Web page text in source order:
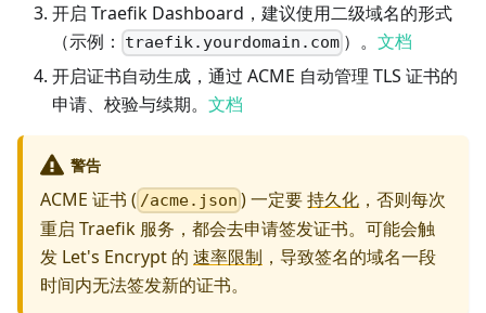
开启 Traefik Dashboard，建议使用二级域名的形式
（示例：
traefik.yourdomain.com ）。文档
开启证书自动生成，通过 ACME 自动管理 TLS 证书的
申请、校验与续期。 文档
警告
ACME 证书 ( /acme.json ) 一定要持久化 ，否则每次
重启 Traefik 服务，都会去申请签发证书。可能会触
发 Let's Encrypt 的 速率限制 ，导致签名的域名一段
时间内无法签发新的证书。